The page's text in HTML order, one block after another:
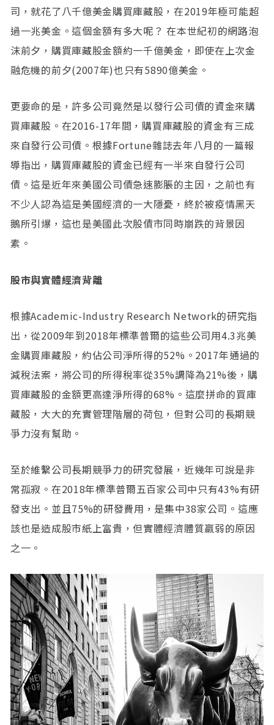
司，就花了八千億美金購買庫藏股，在2019年極可能超
過一兆美金。這個金額有多大呢？ 在本世紀初的網路泡
沫前夕，購買庫藏股金額約一千億美金，即使在上次金
融危機的前夕(2007年)也只有5890億美金。
更要命的是，許多公司竟然是以發行公司債的資金來購
買庫藏股。在2016-17年間，購買庫藏股的資金有三成
來自發行公司債。根據Fortune雜誌去年八月的一篇報
導指出，購買庫藏股的資金已經有一半來自發行公司
債。這是近年來美國公司債急速膨脹的主因，之前也有
不少人認為這是美國經濟的一大隱憂，終於被疫情黑天
鵝所引爆，這也是美國此次股債市同時崩跌的背景因
素。
股市與實體經濟背離
根據Academic-Industry Research Network的研究指
出，從2009年到2018年標準普爾的這些公司用4.3兆美
金購買庫藏股，約佔公司淨所得的52%。2017年通過的
減稅法案，將公司的所得稅率從35%調降為21%後，購
買庫藏股的金額更高達淨所得的68%。這麼拼命的買庫
藏股，大大的充實管理階層的荷包，但對公司的長期競
爭力沒有幫助。
至於維繫公司長期競爭力的研究發展，近幾年可說是非
常孤寂。在2018年標準普爾五百家公司中只有43%有研
發支出。並且75%的研發費用，是集中38家公司。這應
該也是造成股市紙上富貴，但實體經濟體質羸弱的原因
之一。